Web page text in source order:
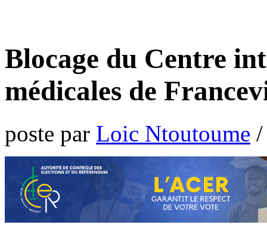
Blocage du Centre
médicales de
poste par Loic Ntoutoume